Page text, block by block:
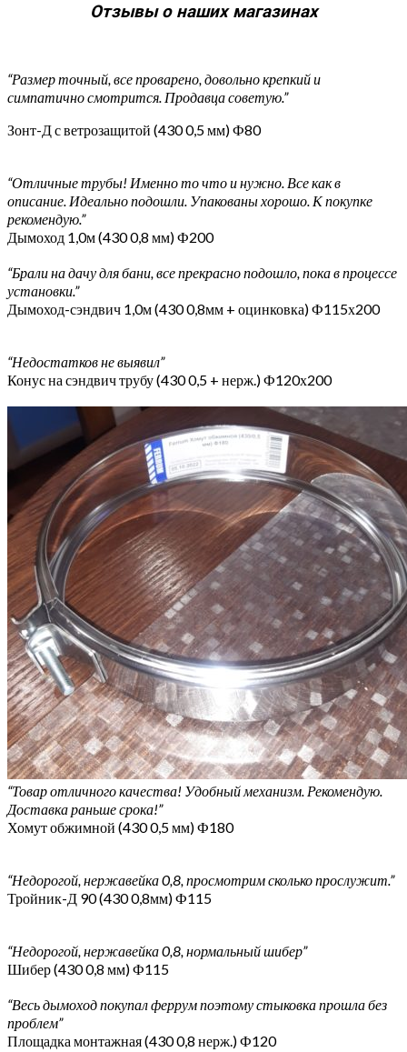
Отзывы о наших магазинах
“Размер точный, все проварено, довольно крепкий и
симпатично смотрится. Продавца советую.”
Зонт-Д с ветрозащитой (430 0,5 мм) Ф80
“Отличные трубы! Именно то что и нужно. Все как в
описание. Идеально подошли. Упакованы хорошо. К покупке
рекомендую.”
Дымоход 1,0м (430 0,8 мм) Ф200
“Брали на дачу для бани, все прекрасно подошло, пока в процессе
установки.”
Дымоход-сэндвич 1,0м (430 0,8мм + оцинковка) Ф115х200
“Недостатков не выявил”
Конус на сэндвич трубу (430 0,5 + нерж.) Ф120х200
“Товар отличного качества! Удобный механизм. Рекомендую.
Доставка раньше срока!”
Хомут обжимной (430 0,5 мм) Ф180
“Недорогой, нержавейка 0,8, просмотрим сколько прослужит.”
Тройник-Д 90 (430 0,8мм) Ф115
“Недорогой, нержавейка 0,8, нормальный шибер”
Шибер (430 0,8 мм) Ф115
“Весь дымоход покупал феррум поэтому стыковка прошла без
проблем”
Площадка монтажная (430 0,8 нерж.) Ф120